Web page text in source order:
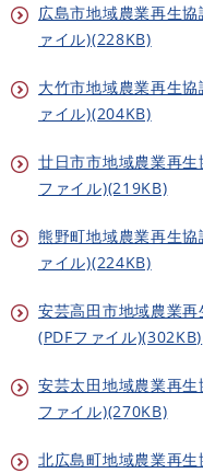
広島市地域農業再生
ァイル)(228KB)
大竹市地域農業再生
ァイル)(204KB)
廿日市市地域農業再
ファイル)(219KB)
熊野町地域農業再生
ァイル)(224KB)
安芸高田市地域農業
(PDFファイル)(302KB)
安芸太田地域農業再
ファイル)(270KB)
北広島町地域農業再